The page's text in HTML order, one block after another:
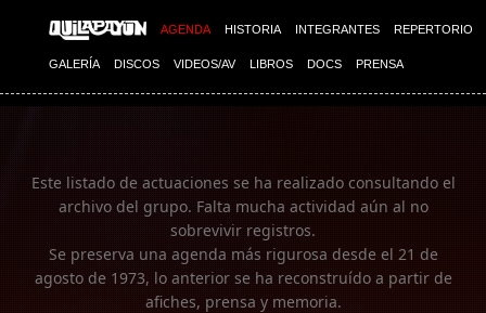
AGENDA HISTORIA INTEGRANTES REPERTORIO
GALERÍA DISCOS VIDEOS/AV LIBROS DOCS PRENSA
Imagen 01
Este listado de actuaciones se ha realizado consultando el
archivo del grupo. Falta mucha actividad aún al no
sobrevivir registros.
Se preserva una agenda más rigurosa desde el 21 de
agosto de 1973, lo anterior se ha reconstruído a partir de
afiches, prensa y memoria.